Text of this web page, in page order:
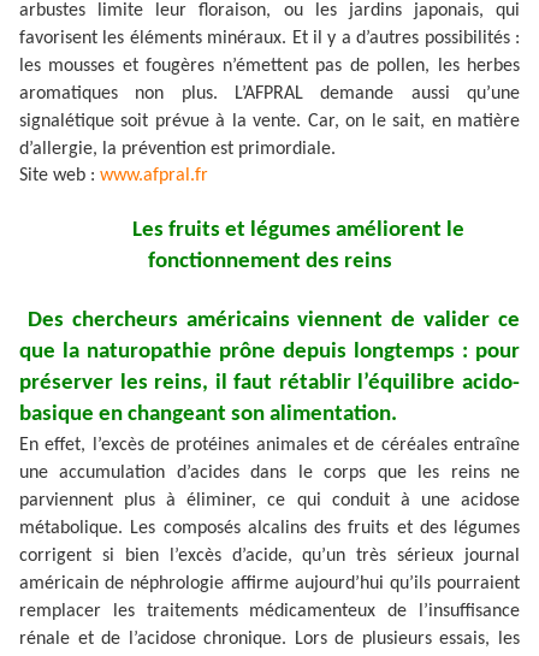
arbustes limite leur floraison, ou les jardins japonais, qui
favorisent les éléments minéraux. Et il y a d’autres possibilités :
les mousses et fougères n’émettent pas de pollen, les herbes
aromatiques non plus. L’AFPRAL demande aussi qu’une
signalétique soit prévue à la vente. Car, on le sait, en matière
d’allergie, la prévention est primordiale.
Site web : www.afpral.fr
Les fruits et légumes améliorent le
fonctionnement des reins
Des chercheurs américains viennent de valider ce
que la naturopathie prône depuis longtemps : pour
préserver les reins, il faut rétablir l’équilibre acido-
basique en changeant son alimentation.
En effet, l’excès de protéines animales et de céréales entraîne
une accumulation d’acides dans le corps que les reins ne
parviennent plus à éliminer, ce qui conduit à une acidose
métabolique. Les composés alcalins des fruits et des légumes
corrigent si bien l’excès d’acide, qu’un très sérieux journal
américain de néphrologie affirme aujourd’hui qu’ils pourraient
remplacer les traitements médicamenteux de l’insuffisance
rénale et de l’acidose chronique. Lors de plusieurs essais, les